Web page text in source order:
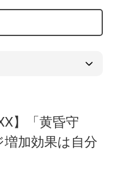
】「黄昏守
加効果は自分